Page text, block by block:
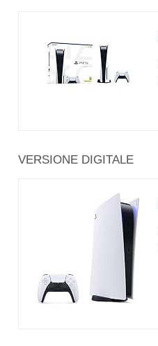
VERSIONE DIGITALE